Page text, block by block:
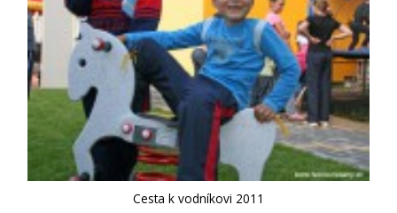
Cesta k vodníkovi 2011